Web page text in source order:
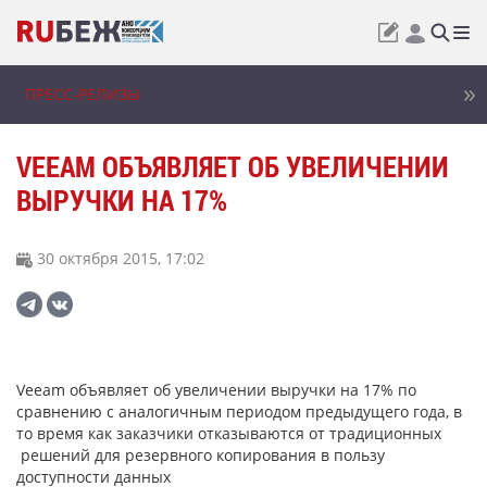
ПРЕСС-РЕЛИЗЫ
VEEAM ОБЪЯВЛЯЕТ ОБ УВЕЛИЧЕНИИ
ВЫРУЧКИ НА 17%
30 октября 2015, 17:02
Veeam объявляет об увеличении выручки на 17% по
сравнению с аналогичным периодом предыдущего года, в
то время как заказчики отказываются от традиционных
решений для резервного копирования в пользу
доступности данных